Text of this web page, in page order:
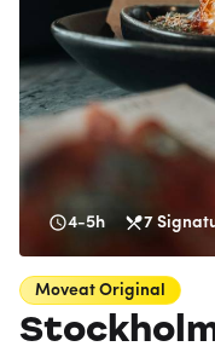
4-5h 7
Moveat Original